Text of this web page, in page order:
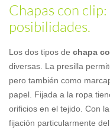
Chapas con
posibilidades.
Los dos tipos de chapa
diversas. La presilla
pero también como
papel. Fijada a la ropa
orificios en el tejido. Con
fijación particularmente